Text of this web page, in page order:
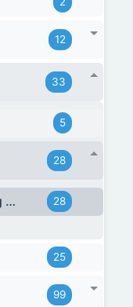
12
33
5
28
Phích giữ nhiệt hãng Rạng Đông 28
25
99